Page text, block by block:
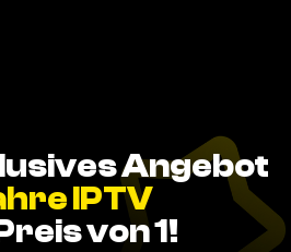
Angebot
IPTV
von 1!